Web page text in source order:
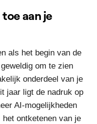
aan je
als het begin van de
om te zien
onderdeel van je
jaar ligt de nadruk op
AI-mogelijkheden
ontketenen van je